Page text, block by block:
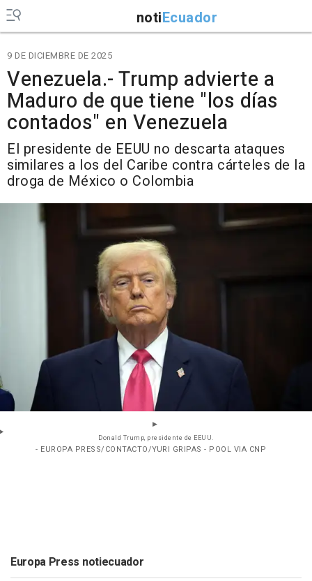
notiEcuador
9 DE DICIEMBRE DE 2025
Venezuela.- Trump advierte a
Maduro de que tiene "los días
contados" en Venezuela
El presidente de EEUU no descarta ataques
similares a los del Caribe contra cárteles de la
droga de México o Colombia
Donald Trump, presidente de EEUU.
- EUROPA PRESS/CONTACTO/YURI GRIPAS - POOL VIA CNP
Europa Press notiecuador